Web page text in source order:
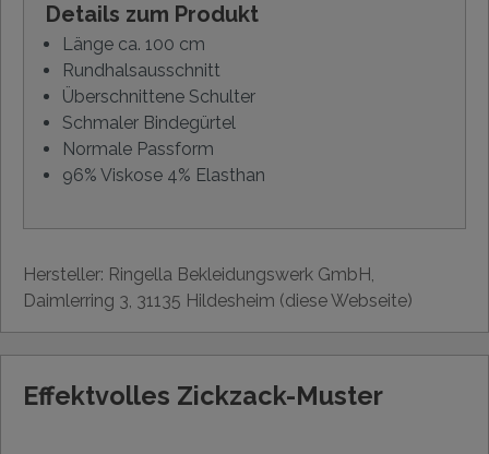
Details zum Produkt
Länge ca. 100 cm
Rundhalsausschnitt
Überschnittene Schulter
Schmaler Bindegürtel
Normale Passform
96% Viskose 4% Elasthan
Hersteller: Ringella Bekleidungswerk GmbH,
Daimlerring 3, 31135 Hildesheim (diese Webseite)
Effektvolles Zickzack-Muster